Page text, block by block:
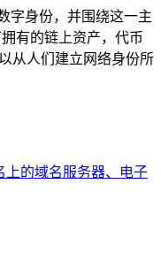
字身份，并围绕这一主
有的链上资产，代币
从人们建立网络身份所
上的域名服务器、电子